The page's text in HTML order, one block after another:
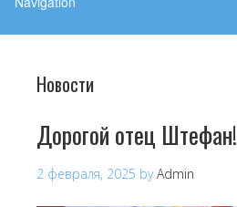
Новости
Дорогой отец Штефан!
2 февраля, 2025 byAdmin